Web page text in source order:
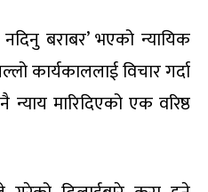
बराबर’ भएको न्यायिक
कार्यकाललाई विचार गर्दा
मारिदिएको एक वरिष्ठ